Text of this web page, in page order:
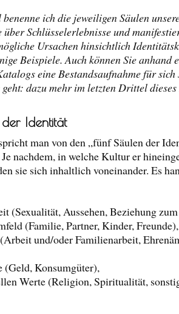
ich die jeweiligen Säulen
Schlüsselerlebnisse und
Ursachen hinsichtlich
Beispiele. Auch können Sie anhand
eine Bestandsaufnahme für sich
geht: dazu mehr im letzten Drittel
Identität
man von den „fünf Säulen der
nachdem, in welche Kultur er
sie sich inhaltlich voneinander. Es
(Sexualität, Aussehen, Beziehung
(Familie, Partner, Kinder, Freunde),
und/oder Familienarbeit,
(Geld, Konsumgüter),
Werte (Religion, Spiritualität,